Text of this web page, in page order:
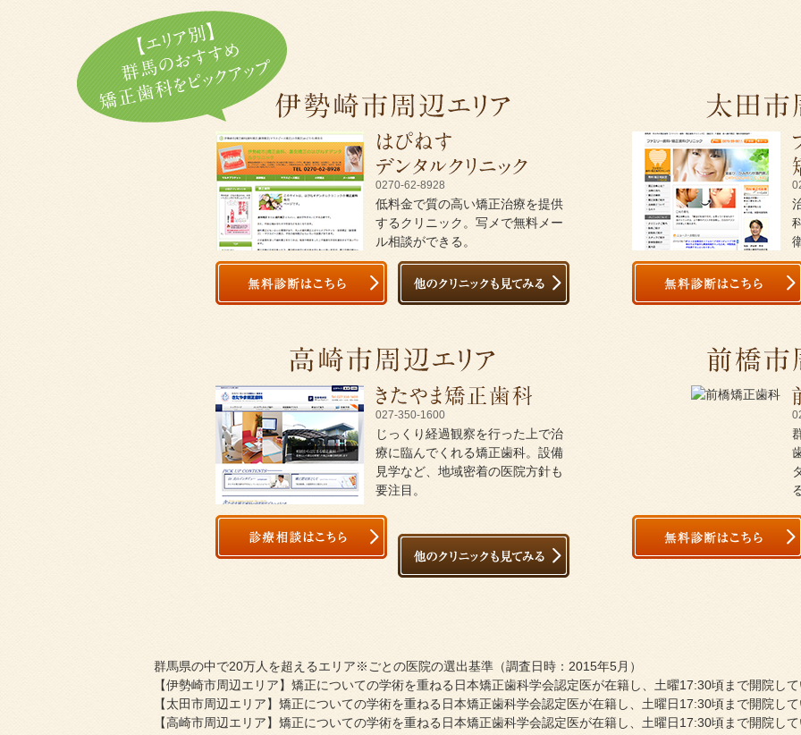
0270-62-8928
低料金で質の高い矯正治療を提供
するクリニック。写メで無料メー
ル相談ができる。
027-350-1600
じっくり経過観察を行った上で治
療に臨んでくれる矯正歯科。設備
見学など、地域密着の医院方針も
要注目。
群馬県の中で20万人を超えるエリア※ごとの医院の選出基準（調査日時：2015年5月）
【伊勢崎市周辺エリア】矯正についての学術を重ねる日本矯正歯科学会認定医が在籍し、土曜17:30頃まで開院し
【太田市周辺エリア】矯正についての学術を重ねる日本矯正歯科学会認定医が在籍し、土曜日17:30頃まで開院し
【高崎市周辺エリア】矯正についての学術を重ねる日本矯正歯科学会認定医が在籍し、土曜日17:30頃まで開院し